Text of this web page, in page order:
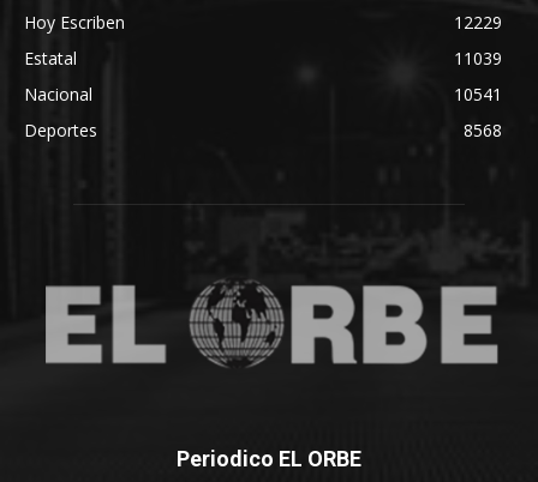
Hoy Escriben
12229
Estatal
11039
Nacional
10541
Deportes
8568
Periodico EL ORBE